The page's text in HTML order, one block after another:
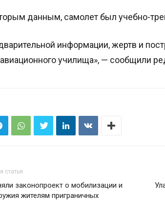
данным, самолет был учебно-
информации, жертв и
авиационного училища», — сообщили
статья
законопроект о мобилизации и
жителям приграничных